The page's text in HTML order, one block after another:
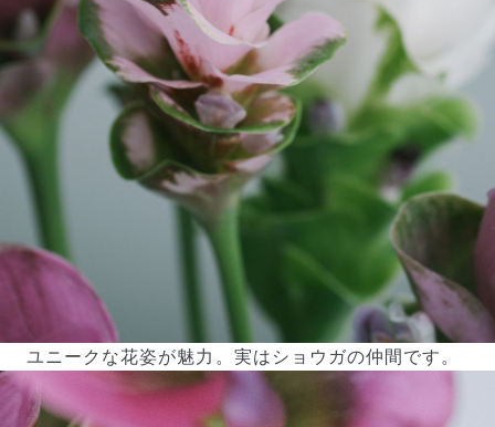
ユニークな花姿が魅力。実はショウガの仲間です。